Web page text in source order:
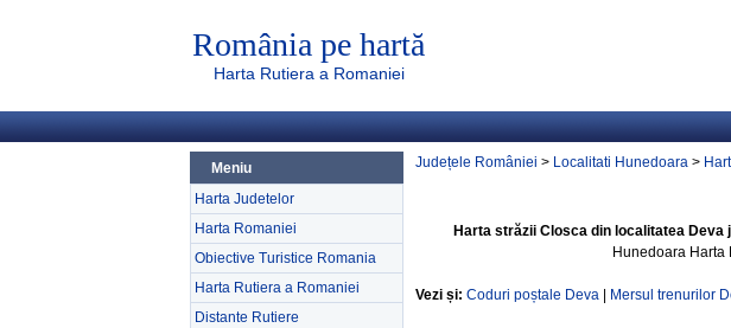
România pe hartă
Harta Rutiera a Romaniei
Meniu
Harta Judetelor
Harta Romaniei
Obiective Turistice Romania
Harta Rutiera a Romaniei
Distante Rutiere
Județele României > Localitati Hunedoara >
Harta străzii Closca din localitatea Deva
Hunedoara Harta
Vezi și: Coduri poștale Deva Mersul trenurilor